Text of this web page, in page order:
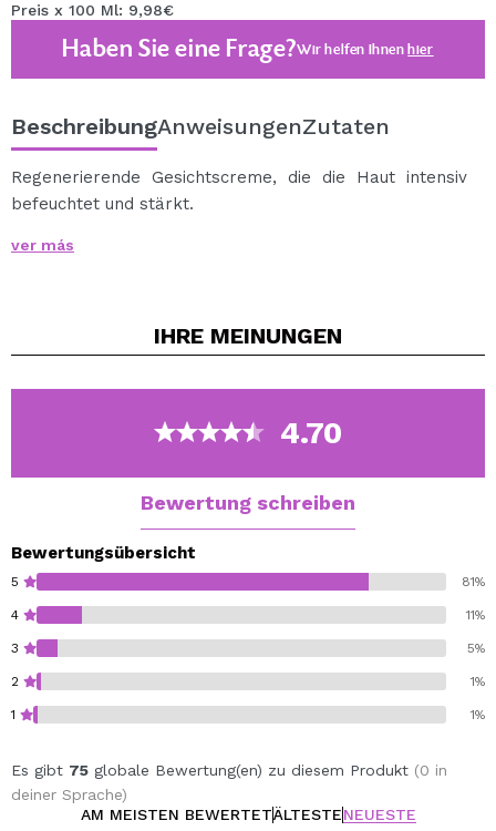
Preis x 100 Ml: 9,98€
Haben Sie eine Frage?Wir helfen Ihnenhier
BeschreibungAnweisungenZutaten
Regenerierende Gesichtscreme, die die Haut intensiv
befeuchtet und stärkt.
Glättet Falten und hat antioxidative Eigenschaften.
Beere, Vitamine E und B5.
Berry-Linie zugreifen.
ver más
IHRE MEINUNGEN
4.70
Bewertung schreiben
Bewertungsübersicht
5 81%
4 11%
3 5%
2 1%
1 1%
Es gibt 75 globale Bewertung(en) zu diesem Produkt (0 in
deiner Sprache)
AM MEISTEN BEWERTETÄLTESTENEUESTE